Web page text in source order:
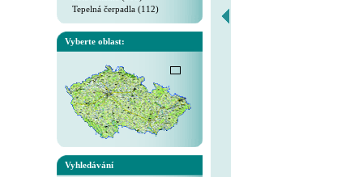
Tepelná čerpadla (112)
Vyberte oblast:
Vyhledávání